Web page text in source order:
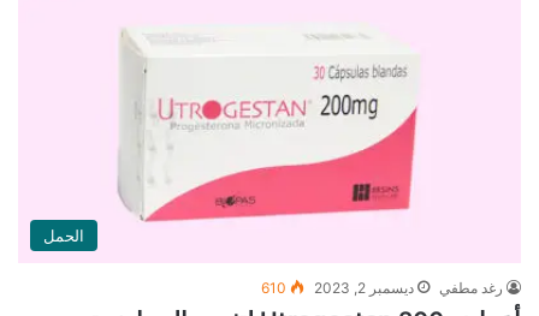
الحمل
رغد مطفي ديسمبر 2, 2023 610